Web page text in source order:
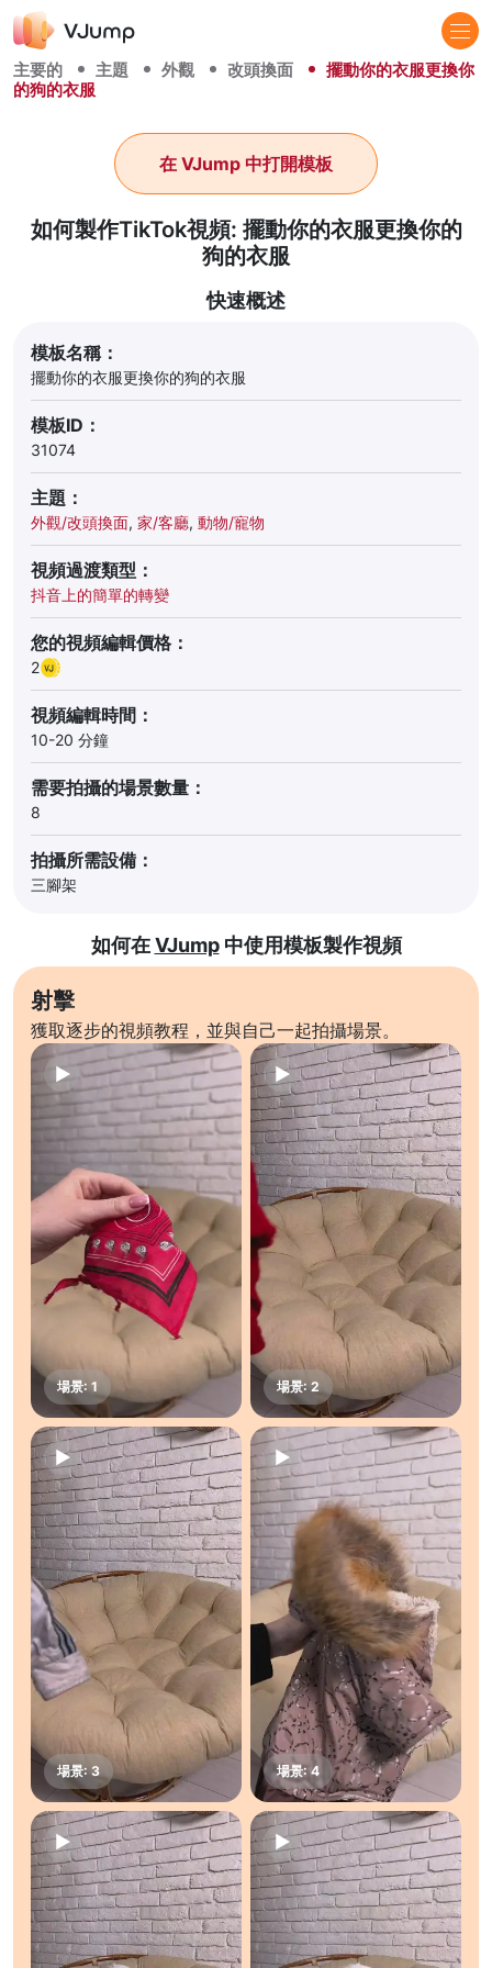
主要的 主題 外觀 改頭換面
擺動你的衣服更換你
的狗的衣服
如何製作TikTok視頻: 擺動你的衣服更換你的
狗的衣服
在 VJump 中打開模板
快速概述
模板名稱：
擺動你的衣服更換你的狗的衣服
模板ID：
31074
主題：
外觀/改頭換面, 家/客廳, 動物/寵物
視頻過渡類型：
抖音上的簡單的轉變
您的視頻編輯價格：
2
視頻編輯時間：
10-20 分鐘
需要拍攝的場景數量：
8
拍攝所需設備：
三腳架
如何在VJump中使用模板製作視頻
射擊
獲取逐步的視頻教程，並與自己一起拍攝場景。